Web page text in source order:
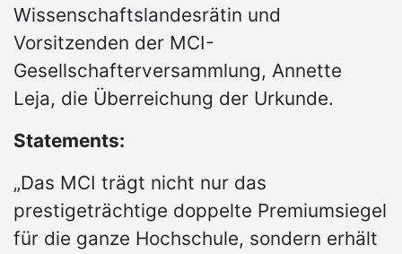
Wissenschaftslandesrätin und
Vorsitzenden der MCI-
Gesellschafterversammlung, Annette
Leja, die Überreichung der Urkunde.
Statements:
„Das MCI trägt nicht nur das
prestigeträchtige doppelte Premiumsiegel
für die ganze Hochschule, sondern erhält